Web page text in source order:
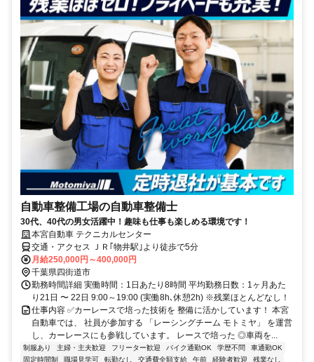
自動車整備工場の自動車整備士
30代、40代の男女活躍中！趣味も仕事も楽しめる環境です！
本宮自動車 テクニカルセンター
交通・アクセス ＪＲ｢物井駅｣より徒歩で5分
月給250,000円～400,000円
千葉県四街道市
勤務時間詳細 実働時間：1日あたり8時間 平均勤務日数：1ヶ月あた
り21日 〜 22日 9:00～19:00 (実働8h､休憩2h) ※残業ほとんどなし！
仕事内容 ✅カーレースで培った技術を 整備に活かしています！ 本宮
自動車では、 社員が参加する 「レーシングチーム モトミヤ」 を運営
し、カーレースにも参戦しています。 レースで培った ◎車両を...
制服あり 主婦・主夫歓迎 フリーター歓迎 バイク通勤OK 学歴不問
車通勤OK
固定時間制
職場見学可 転勤なし 交通費全額支給 午前 経験者歓迎
残業なし